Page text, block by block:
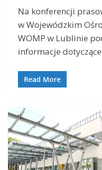
Na konferencji
w Wojewódzkim
WOMP w Lublinie
informacje
Read More